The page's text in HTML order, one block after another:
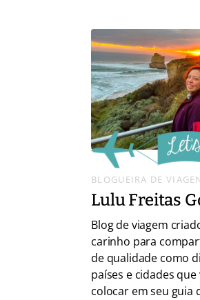
BLOGUEIRA DE
Lulu Freitas
Blog de viagem
carinho para
de qualidade como
países e cidades
colocar em seu guia